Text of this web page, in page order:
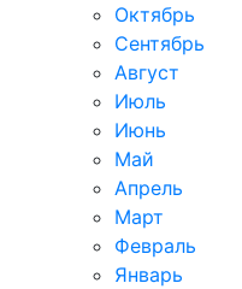
Октябрь
Сентябрь
Август
Июль
Июнь
Май
Апрель
Март
Февраль
Январь